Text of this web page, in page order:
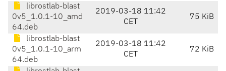
librostlab-blast
0v5_1.0.1-10_amd
64.deb
2019-03-18 11:42
CET
75 KiB
librostlab-blast
0v5_1.0.1-10_arm
64.deb
2019-03-18 11:42
CET
72 KiB